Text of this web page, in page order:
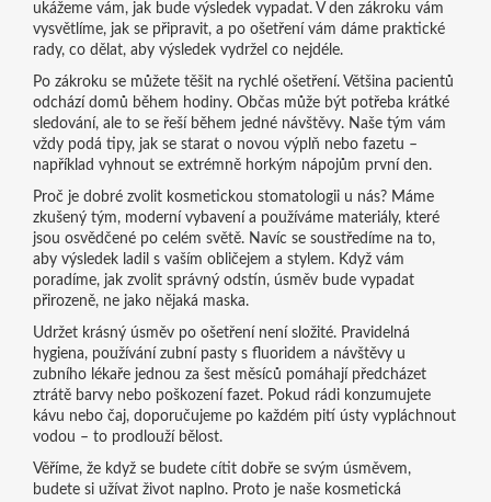
ukážeme vám, jak bude výsledek vypadat. V den zákroku vám
vysvětlíme, jak se připravit, a po ošetření vám dáme praktické
rady, co dělat, aby výsledek vydržel co nejdéle.
Po zákroku se můžete těšit na rychlé ošetření. Většina pacientů
odchází domů během hodiny. Občas může být potřeba krátké
sledování, ale to se řeší během jedné návštěvy. Naše tým vám
vždy podá tipy, jak se starat o novou výplň nebo fazetu –
například vyhnout se extrémně horkým nápojům první den.
Proč je dobré zvolit kosmetickou stomatologii u nás? Máme
zkušený tým, moderní vybavení a používáme materiály, které
jsou osvědčené po celém světě. Navíc se soustředíme na to,
aby výsledek ladil s vaším obličejem a stylem. Když vám
poradíme, jak zvolit správný odstín, úsměv bude vypadat
přirozeně, ne jako nějaká maska.
Udržet krásný úsměv po ošetření není složité. Pravidelná
hygiena, používání zubní pasty s fluoridem a návštěvy u
zubního lékaře jednou za šest měsíců pomáhají předcházet
ztrátě barvy nebo poškození fazet. Pokud rádi konzumujete
kávu nebo čaj, doporučujeme po každém pití ústy vypláchnout
vodou – to prodlouží bělost.
Věříme, že když se budete cítit dobře se svým úsměvem,
budete si užívat život naplno. Proto je naše kosmetická